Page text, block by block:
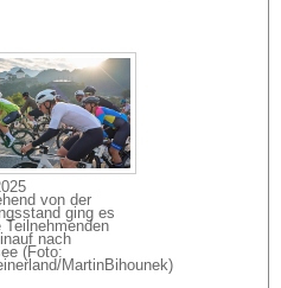
von der
ging es
Teilnehmenden
nach
(Foto:
MartinBihounek)